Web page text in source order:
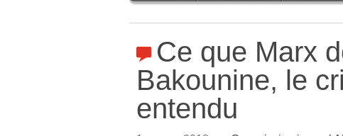
Ce que Marx
Bakounine, le
entendu